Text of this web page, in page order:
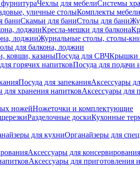
Чехлы для мебелиСистемы
уличные столыКомплекты мебели
баниСкамьи для баниСтолы для бани
лоджииКресла-мешки для балкона
лоджииЖурнальные столы, столы-
для балкона, лоджии
ковши, казаныПосуда для СВЧКрышки
горячих напитковПосуда для подачи
Посуда для запеканияАксессуары
для хранения напитковАксессуары для
ножейНожеточки и комплектующие
Разделочные доскиКухонные
для кухниОрганайзеры для
Аксессуары для консервирования
Аксессуары для приготовления